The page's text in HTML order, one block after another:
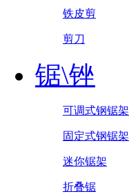
铁皮剪
剪刀
锯\锉
可调式钢锯架
固定式钢锯架
迷你锯架
折叠锯